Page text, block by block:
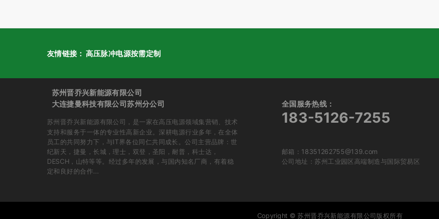
高压脉冲电源按需定制
友情链接：
苏州晋乔兴新能源有限公司
大连捷曼科技有限公司苏州分公司
邮箱：18351262755@139.com
公司地址：苏州工业园区高端制造与国际贸易区
Copyright © 苏州晋乔兴新能源有限公司版权所有
苏州晋乔兴新能源有限公司，是一家在高压电源领域集营销、技术
支持和服务于一体的专业性高新企业。深耕电源行业多年，在全体
员工的共同努力下，与IT界各位同仁共同成长。公司主营品牌：世
纪新天，捷曼，长城，理士，双登，圣阳，耐普，科士达，
DESCH，山特等等。经过多年的发展，与国内知名厂商，有着稳
定和良好的合作...
全国服务热线：
183-5126-7255